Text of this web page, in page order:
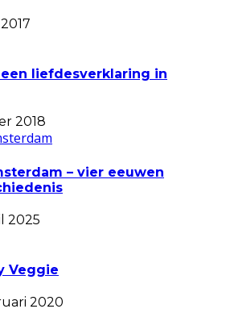
liefdesverklaring in
2018
– vier eeuwen
2025
Veggie
2020